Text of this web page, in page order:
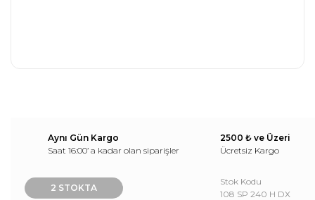
Aynı Gün Kargo
Saat 16:00’ a kadar olan siparişler
2500 ₺ ve Üzeri
Ücretsiz Kargo
2 STOKTA
Stok Kodu
108 SP 240 H DX